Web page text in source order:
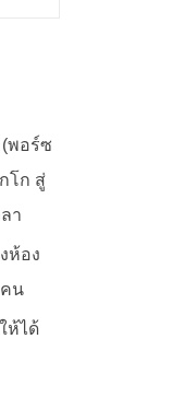
(พอร์ซ
โก สู่
า
ห้อง
น
ห้ได้